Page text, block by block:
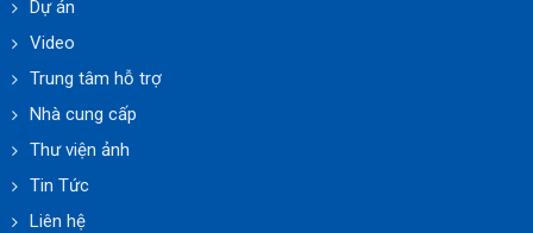
Dự án
Video
Trung tâm hỗ trợ
Nhà cung cấp
Thư viện ảnh
Tin Tức
Liên hệ